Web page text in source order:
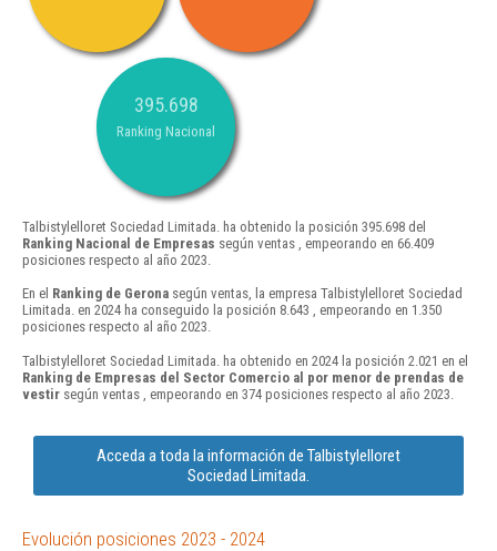
395.698
Ranking Nacional
Talbistylelloret Sociedad Limitada. ha obtenido la posición 395.698 del
Ranking Nacional de Empresas según ventas , empeorando en 66.409
posiciones respecto al año 2023.
En el Ranking de Gerona según ventas, la empresa Talbistylelloret Sociedad
Limitada. en 2024 ha conseguido la posición 8.643 , empeorando en 1.350
posiciones respecto al año 2023.
Talbistylelloret Sociedad Limitada. ha obtenido en 2024 la posición 2.021 en el
Ranking de Empresas del Sector Comercio al por menor de prendas de
vestir según ventas , empeorando en 374 posiciones respecto al año 2023.
Acceda a toda la información de Talbistylelloret
Sociedad Limitada.
Evolución posiciones 2023 - 2024